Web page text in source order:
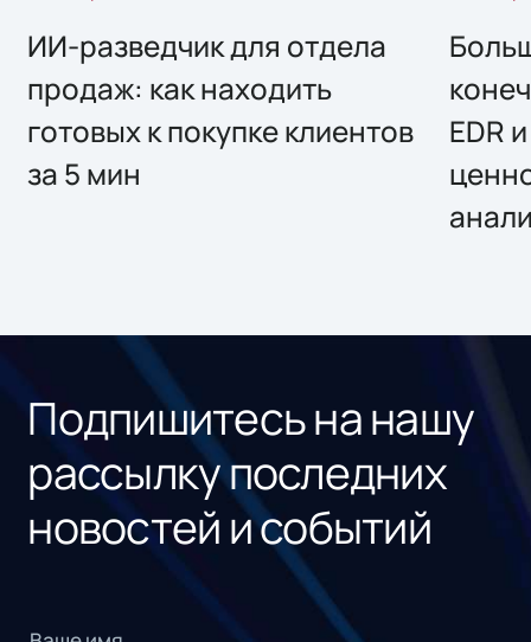
ИИ-разведчик для отдела
продаж: как находить
готовых к покупке клиентов
за 5 мин
EDR
Подпишитесь на нашу
рассылку последних
новостей и событий